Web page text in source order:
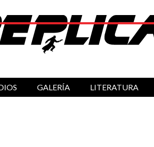
GALERÍA LITERATURA